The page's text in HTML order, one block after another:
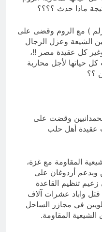
ماذا حدث ؟؟؟؟
) مع الروم وقضى على
الشيعة وعزل الرجال
كل عقيدة مصر !!،
كل حياتها لأجل محاربة
؟؟
وقضت على
عقيدة أهل حلب
المقاومة مع غزة،
وبدعم أردوغان على
تنظيم القاعدة
واباد عشرات آلاف
في مجازر الساحل
المقاومة.